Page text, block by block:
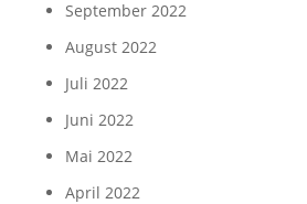
September 2022
August 2022
Juli 2022
Juni 2022
Mai 2022
April 2022